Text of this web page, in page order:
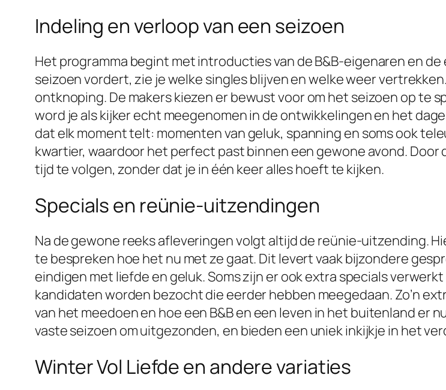
Indeling en verloop van een seizoen
Het programma begint met introducties van de B&B-eigenaren en
seizoen vordert, zie je welke singles blijven en welke weer
ontknoping. De makers kiezen er bewust voor om het seizoen op te
word je als kijker echt meegenomen in de ontwikkelingen en het
dat elk moment telt: momenten van geluk, spanning en soms ook
kwartier, waardoor het perfect past binnen een gewone avond.
tijd te volgen, zonder dat je in één keer alles hoeft te kijken.
Specials en reünie-uitzendingen
Na de gewone reeks afleveringen volgt altijd de reünie-uitzending.
te bespreken hoe het nu met ze gaat. Dit levert vaak bijzondere
eindigen met liefde en geluk. Soms zijn er ook extra specials
kandidaten worden bezocht die eerder hebben meegedaan. Zo’n
van het meedoen en hoe een B&B en een leven in het buitenland er
vaste seizoen om uitgezonden, en bieden een uniek inkijkje in het
Winter Vol Liefde en andere variaties